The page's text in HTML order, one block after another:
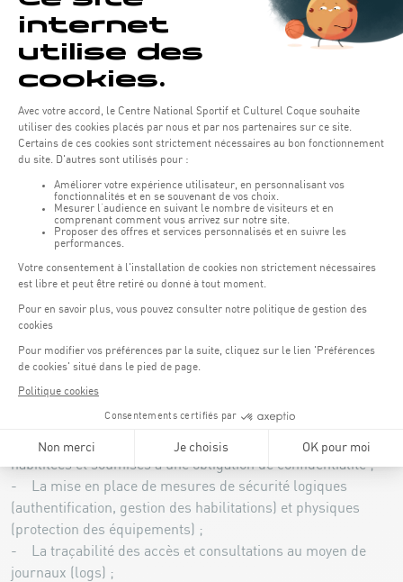
maintenance du système peuvent, si nécessaire, accéder
aux images de manière encadrée et sur instruction du
CNSC. Les images peuvent également être transmises à des
tiers autorisés afin de satisfaire aux obligations légales du
CNSC, notamment en cas de réquisition judiciaire, ou aux
autorités compétentes en cas d’incident.
Les données issues du dispositif de vidéosurveillance ne
font pas l’objet de transferts en dehors de l’Union
européenne.
9. Sécurité des données
personnelles
Compte tenu de l’évolution des technologies, des coûts de
mise en œuvre, de la nature des données à protéger ainsi
CNSC met en œuvre toutes les mesures techniques et
des données personnelles collectées.
Figurent parmi ces mesures ¬:
- L’accès aux images réservé aux seules personnes
habilitées et soumises à une obligation de confidentialité ;
- La mise en place de mesures de sécurité logiques
(authentification, gestion des habilitations) et physiques
(protection des équipements) ;
- La traçabilité des accès et consultations au moyen de
journaux (logs) ;